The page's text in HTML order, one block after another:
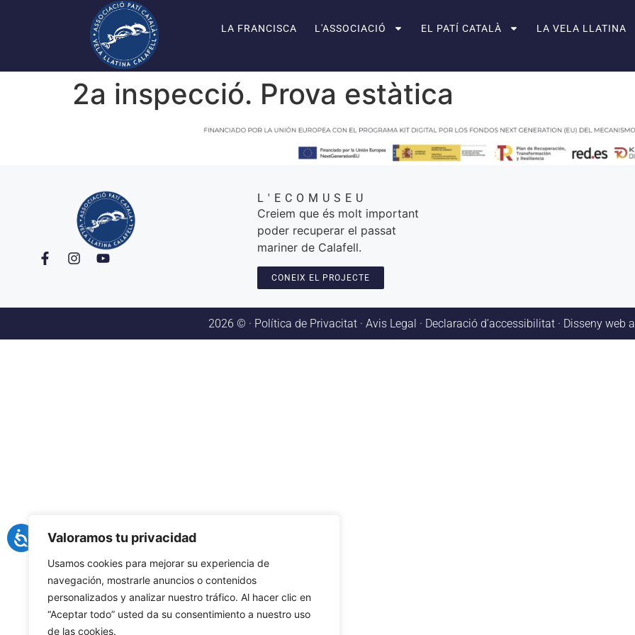
Valoramos tu privacidad
Usamos cookies para mejorar su experiencia de
navegación, mostrarle anuncios o contenidos
personalizados y analizar nuestro tráfico. Al hacer clic en
“Aceptar todo” usted da su consentimiento a nuestro uso
de las cookies.
LA FRANCISCA L'ASSOCIACIÓ EL PATÍ CATALÀ LA VELA LLATINA
2a inspecció. Prova estàtica
L'ECOMUSEU
Creiem que és molt important
poder recuperar el passat
mariner de Calafell.
CONEIX EL PROJECTE
2026 © · Política de Privacitat· Avis Legal · Declaració d’accessibilitat· Disseny web